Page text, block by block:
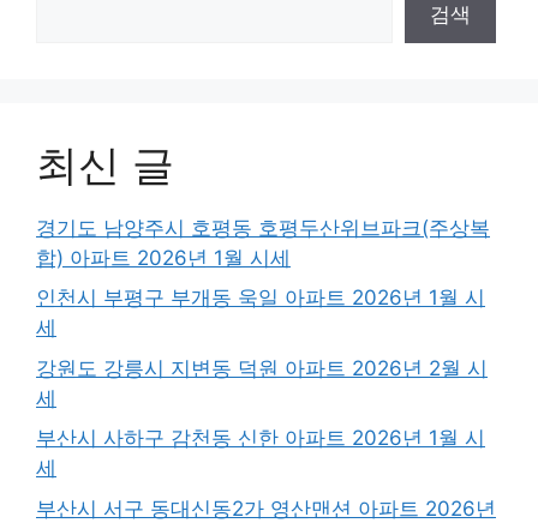
검색
최신 글
경기도 남양주시 호평동 호평두산위브파크(주상복
합) 아파트 2026년 1월 시세
인천시 부평구 부개동 욱일 아파트 2026년 1월 시
세
강원도 강릉시 지변동 덕원 아파트 2026년 2월 시
세
부산시 사하구 감천동 신한 아파트 2026년 1월 시
세
부산시 서구 동대신동2가 영산맨션 아파트 2026년